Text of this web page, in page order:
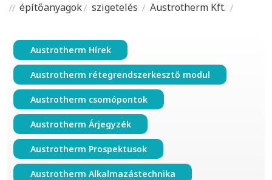
építőanyagok szigetelés Austrotherm Kft.
Austrotherm Hírek
Austrotherm rétegrendszerkesztő modul
Austrotherm csomópontok
Austrotherm Árjegyzék
Austrotherm Prospektusok
Austrotherm Alkalmazástechnika